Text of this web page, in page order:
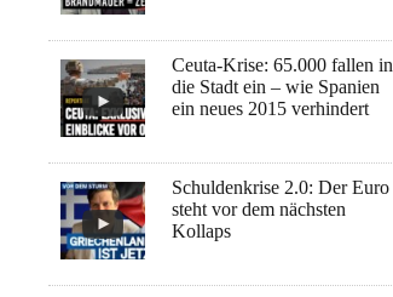
Ceuta-Krise: 65.000 fallen in
die Stadt ein – wie Spanien
ein neues 2015 verhindert
Schuldenkrise 2.0: Der Euro
steht vor dem nächsten
Kollaps